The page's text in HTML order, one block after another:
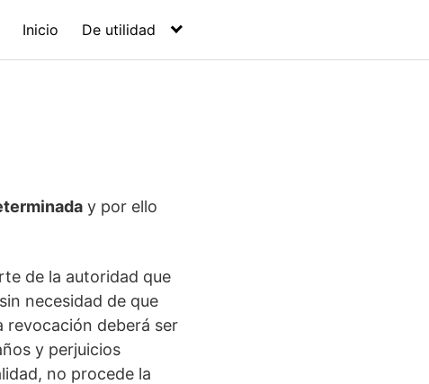
Inicio De utilidad
y por ello
de la autoridad que
necesidad de que
revocación deberá ser
y perjuicios
no procede la